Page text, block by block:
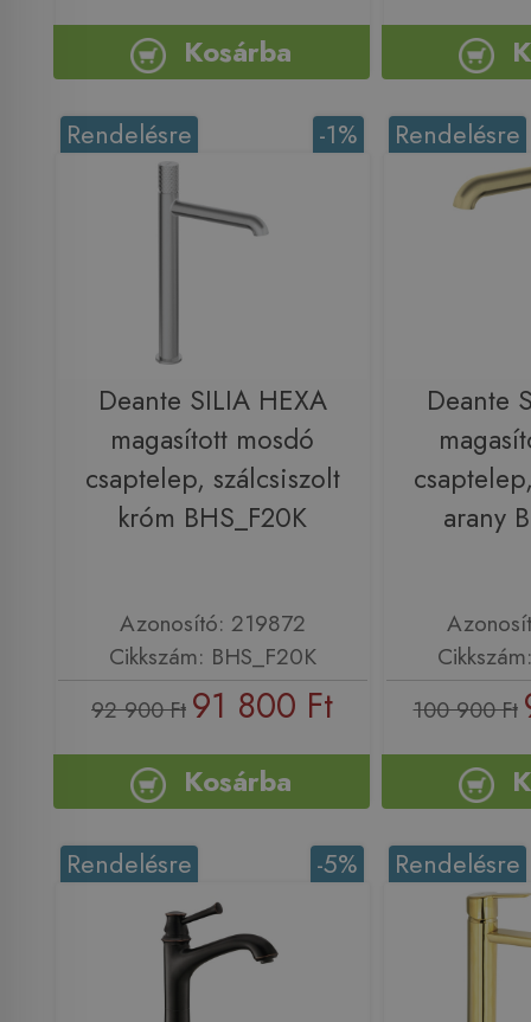
Kosárba
-1%
Rendelésre
Deante SILIA HEXA
magasított mosdó
csaptelep, szálcsiszolt
króm BHS_F20K
Azonosító: 219872
Cikkszám: BHS_F20K
92 900 Ft 91 800 Ft
Kosárba
Rendelésre
Deante
arany
100 900 Ft
-5%
Rendelésre Rendelésre